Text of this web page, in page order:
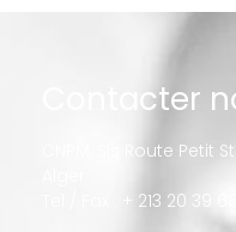
Contacter
CNPM, Sis Route Petit
Tel / Fax : + 213 20 39 66